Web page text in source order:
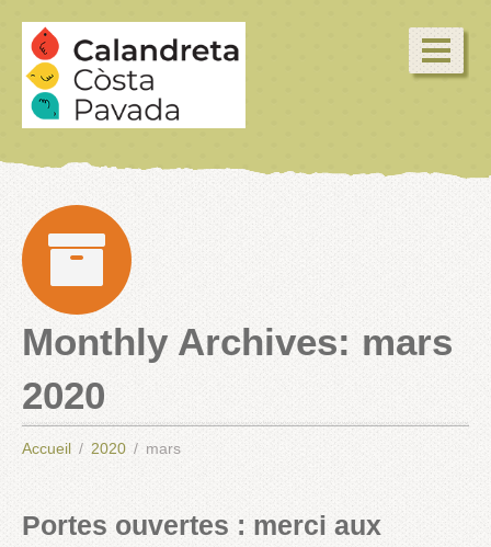
Monthly Archives: mars
2020
Accueil 2020 mars
Portes ouvertes : merci aux